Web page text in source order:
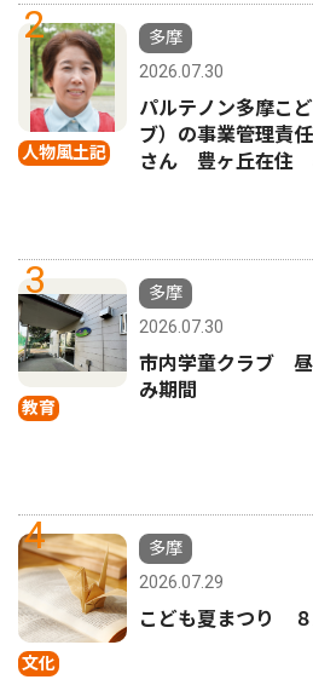
2
人物風土記
多摩
2026.07.30
パルテノン多摩こ
ブ）の事業管理責
さん 豊ヶ丘在住
3
教育
多摩
2026.07.30
市内学童クラブ
み期間
4
文化
多摩
2026.07.29
こども夏まつり